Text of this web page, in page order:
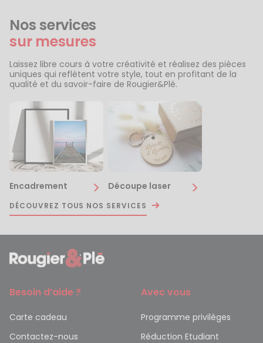
Nos services
sur mesures
Laissez libre cours à votre créativité et réalisez des pièces
uniques qui reflètent votre style, tout en profitant de la
qualité et du savoir-faire de Rougier&Plé.
Encadrement Découpe laser
DÉCOUVREZ TOUS NOS SERVICES
Besoin d’aide ?
Carte cadeau
Contactez-nous
Avec vous
Programme privilèges
Réduction Etudiant